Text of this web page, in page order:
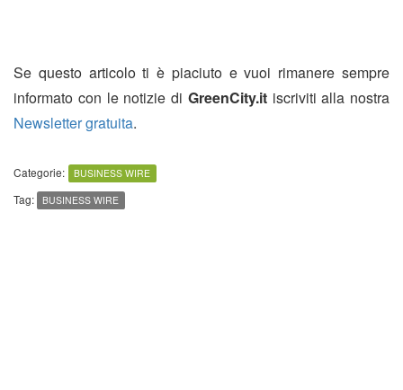
Se questo articolo ti è piaciuto e vuoi rimanere sempre
informato con le notizie di GreenCity.itiscriviti alla nostra
Newsletter gratuita.
Categorie: BUSINESS WIRE
Tag: BUSINESS WIRE